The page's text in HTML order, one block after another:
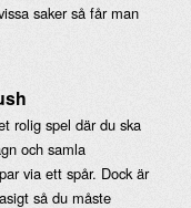
saker så får man
rolig spel där du ska
och samla
via ett spår. Dock är
så du måste